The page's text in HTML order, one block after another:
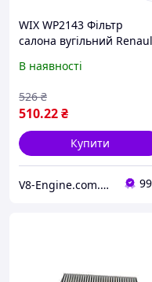
WIX WP2143 Фільтр
салона вугільний
Megane IV, Scenic IV ,
В наявності
510.22₴
526 ₴
Купити
V8-Engine.com.ua Авто-витратні матеріали